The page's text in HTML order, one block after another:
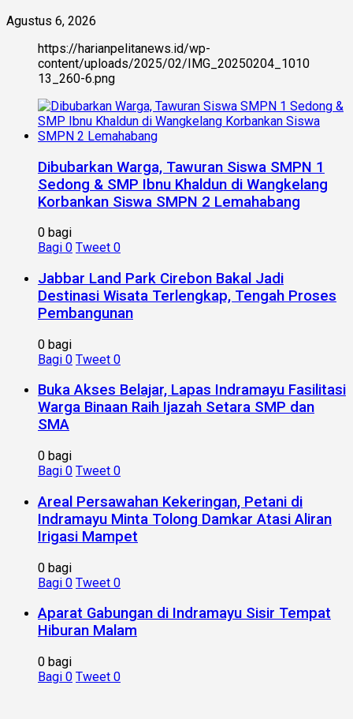
Agustus 6, 2026
https://harianpelitanews.id/wp-
content/uploads/2025/02/IMG_20250204_1010
13_260-6.png
Dibubarkan Warga, Tawuran Siswa SMPN 1
Sedong & SMP Ibnu Khaldun di Wangkelang
Korbankan Siswa SMPN 2 Lemahabang
0 bagi
Bagi 0 Tweet 0
Jabbar Land Park Cirebon Bakal Jadi
Destinasi Wisata Terlengkap, Tengah Proses
Pembangunan
0 bagi
Bagi 0 Tweet 0
Buka Akses Belajar, Lapas Indramayu Fasilitasi
Warga Binaan Raih Ijazah Setara SMP dan
SMA
0 bagi
Bagi 0 Tweet 0
Areal Persawahan Kekeringan, Petani di
Indramayu Minta Tolong Damkar Atasi Aliran
Irigasi Mampet
0 bagi
Bagi 0 Tweet 0
Aparat Gabungan di Indramayu Sisir Tempat
Hiburan Malam
0 bagi
Bagi 0 Tweet 0